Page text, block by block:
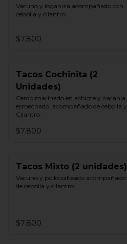
Vacuno y loganiza acompañado con
cebolla y cilantro
$7.800
Tacos Cochinita (2
Unidades)
Cerdo marinado en achiote y naranja
esmechado, acompañado de cebolla y
Cilantro.
$7.800
Tacos Mixto (2 unidades)
Vacuno y pollo salteado acompañado
de cebolla y cilantro.
$7.800